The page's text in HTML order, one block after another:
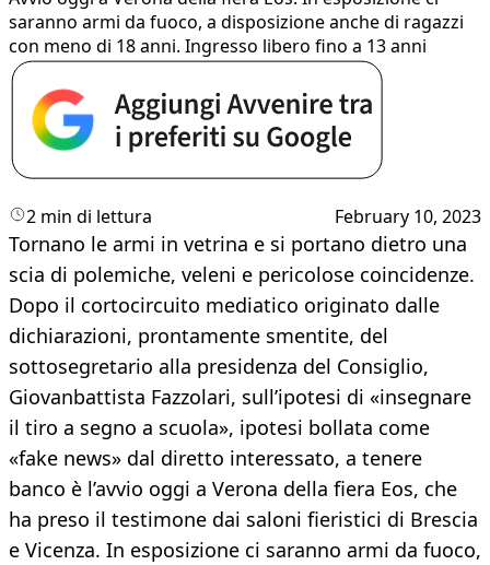
saranno armi da fuoco, a disposizione anche di ragazzi
con meno di 18 anni. Ingresso libero fino a 13 anni
2 min di lettura February 10, 2023
Tornano le armi in vetrina e si portano dietro una
scia di polemiche, veleni e pericolose coincidenze.
Dopo il cortocircuito mediatico originato dalle
dichiarazioni, prontamente smentite, del
sottosegretario alla presidenza del Consiglio,
Giovanbattista Fazzolari, sull’ipotesi di «insegnare
il tiro a segno a scuola», ipotesi bollata come
«fake news» dal diretto interessato, a tenere
banco è l’avvio oggi a Verona della fiera Eos, che
ha preso il testimone dai saloni fieristici di Brescia
e Vicenza. In esposizione ci saranno armi da fuoco,